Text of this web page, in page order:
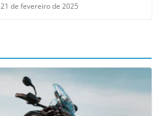
21 de fevereiro de 2025